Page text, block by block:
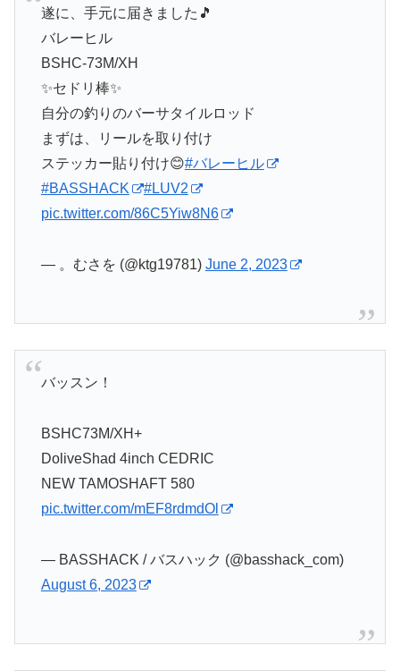
遂に、手元に届きました🎵
バレーヒル
BSHC-73M/XH
✨セドリ棒✨
自分の釣りのバーサタイルロッド
まずは、リールを取り付け
ステッカー貼り付け😊#バレーヒル
#BASSHACK
#LUV2
pic.twitter.com/86C5Yiw8N6
— 。むさを (@ktg19781) June 2, 2023
バッスン！
BSHC73M/XH+
DoliveShad 4inch CEDRIC
NEW TAMOSHAFT 580
pic.twitter.com/mEF8rdmdOl
— BASSHACK / バスハック (@basshack_com)
August 6, 2023